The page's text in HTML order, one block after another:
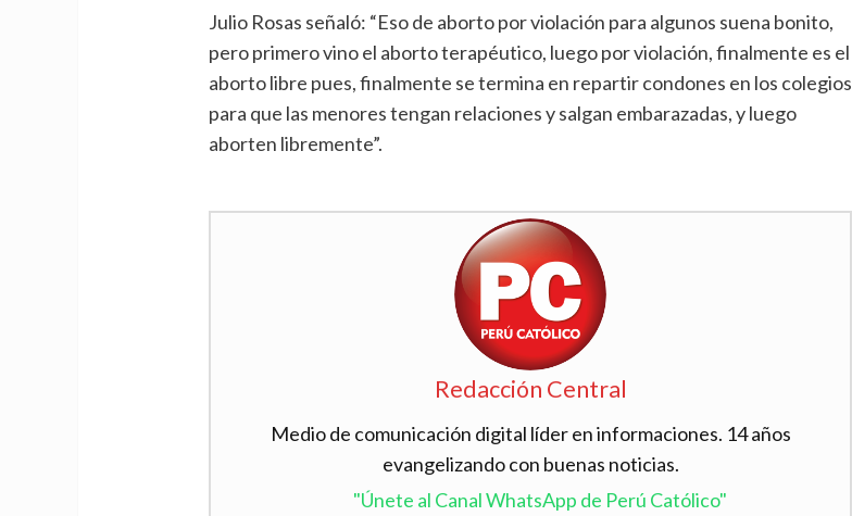
Julio Rosas señaló: “Eso de aborto por violación para algunos suena bonito,
pero primero vino el aborto terapéutico, luego por violación, finalmente es el
aborto libre pues, finalmente se termina en repartir condones en los colegios
para que las menores tengan relaciones y salgan embarazadas, y luego
aborten libremente”.
Redacción Central
Medio de comunicación digital líder en informaciones. 14 años
evangelizando con buenas noticias.
"Únete al Canal WhatsApp de Perú Católico"